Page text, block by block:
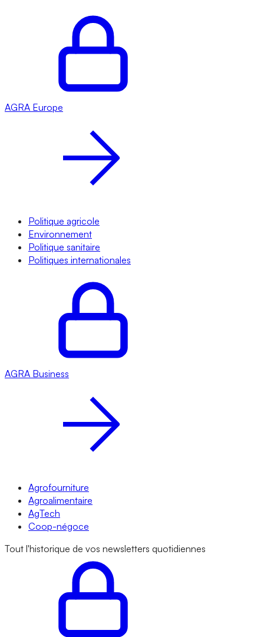
AGRA Europe
Politique agricole
Environnement
Politique sanitaire
Politiques internationales
AGRA Business
Agrofourniture
Agroalimentaire
AgTech
Coop-négoce
Tout l'historique de vos newsletters quotidiennes